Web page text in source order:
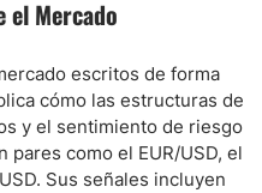
el Mercado
escritos de forma
cómo las estructuras de
y el sentimiento de riesgo
como el EUR/USD, el
Sus señales incluyen